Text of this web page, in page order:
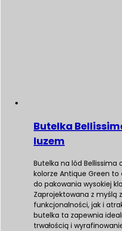
Butelka
luzem
Butelka na lód
kolorze Antique Green
do pakowania wysokiej
Zaprojektowana z myślą
funkcjonalności, jak i
butelka ta zapewnia
trwałością i